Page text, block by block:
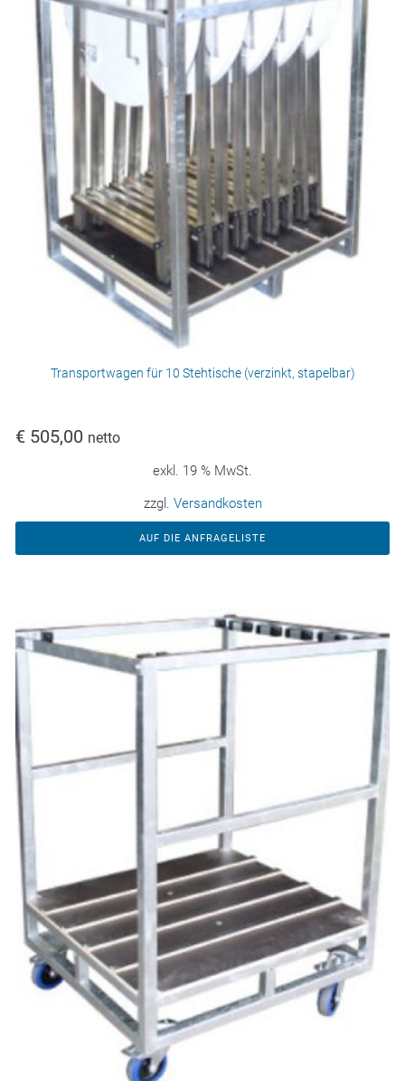
Transportwagen für 10 Stehtische (verzinkt, stapelbar)
€ 505,00 netto
exkl. 19 % MwSt.
zzgl. Versandkosten
AUF DIE ANFRAGELISTE